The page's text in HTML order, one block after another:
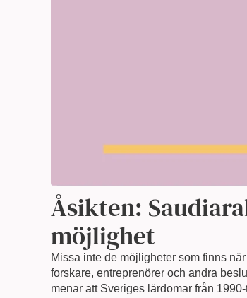
Åsikten:
möjlighet
Missa inte de möjligheter som finns
forskare, entreprenörer och andra
menar att Sveriges lärdomar från